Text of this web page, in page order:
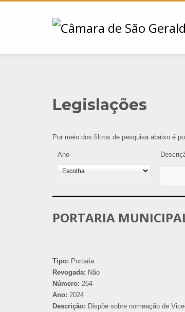
Legislações
Por meio dos filtros de pesquisa abaixo é
Ano
PORTARIA
Tipo: Portaria
Revogada: Não
Número: 264
Ano: 2024
Descrição: Dispõe sobre nomeação de